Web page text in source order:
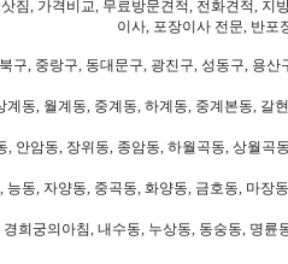
짐, 가격비교, 무료방문견적, 전화견적,
이사, 포장이사 전문, 반포
구, 중랑구, 동대문구, 광진구, 성동구, 용
계동, 월계동, 중계동, 하계동, 중계본동,
, 안암동, 장위동, 종암동, 하월곡동, 상월
동, 자양동, 중곡동, 화양동, 금호동, 마
희궁의아침, 내수동, 누상동, 동숭동, 명